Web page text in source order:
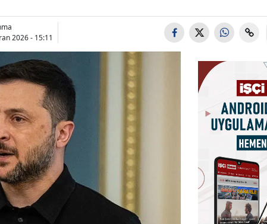
2026 - 15:11